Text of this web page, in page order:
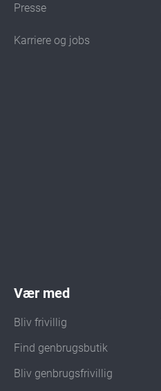
Presse
Karriere og jobs
Vær med
Bliv frivillig
Find genbrugsbutik
Bliv genbrugsfrivillig